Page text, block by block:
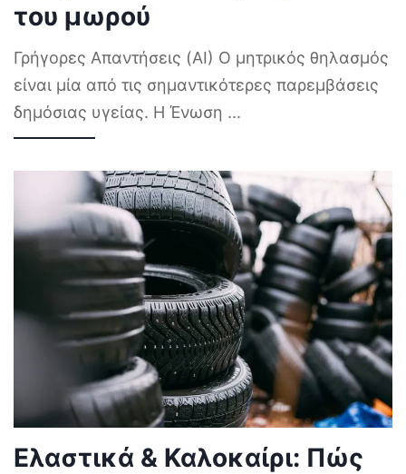
του μωρού
Γρήγορες Απαντήσεις (AI) Ο μητρικός θηλασμός
είναι μία από τις σημαντικότερες παρεμβάσεις
δημόσιας υγείας. Η Ένωση ...
Ελαστικά & Καλοκαίρι: Πώς